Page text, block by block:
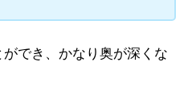
でき、かなり奥が深くな